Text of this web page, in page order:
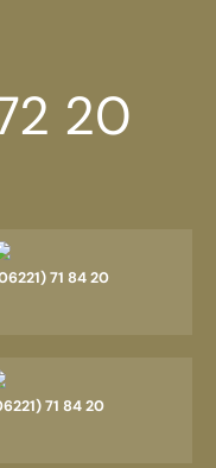
20
71 84 20
71 84 20